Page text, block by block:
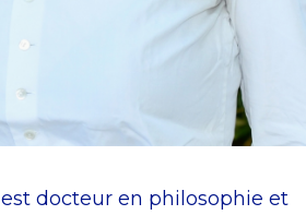
est docteur en philosophie et